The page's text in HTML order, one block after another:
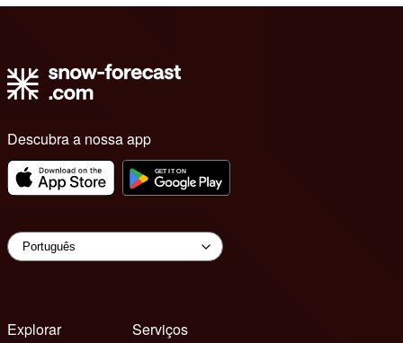
Descubra a nossa app
Explorar
Serviços